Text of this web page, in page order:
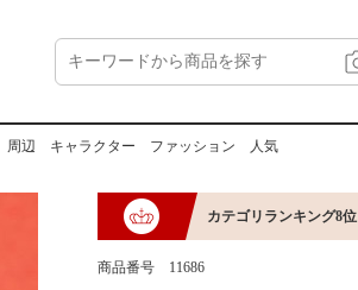
辺 キャラクター ファッション 人気
カテゴリランキング8位
商品番号 11686